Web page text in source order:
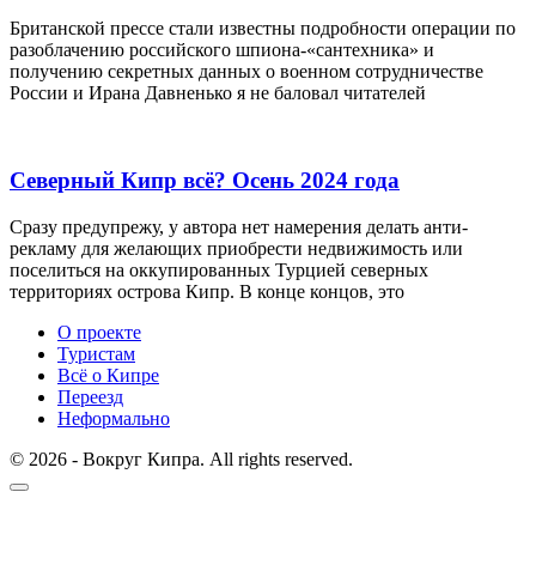
Британской прессе стали известны подробности операции по
разоблачению российского шпиона-«сантехника» и
получению секретных данных о военном сотрудничестве
России и Ирана Давненько я не баловал читателей
Северный Кипр всё? Осень 2024 года
Сразу предупрежу, у автора нет намерения делать анти-
рекламу для желающих приобрести недвижимость или
поселиться на оккупированных Турцией северных
территориях острова Кипр. В конце концов, это
О проекте
Туристам
Всё о Кипре
Переезд
Неформально
© 2026 - Вокруг Кипра. All rights reserved.